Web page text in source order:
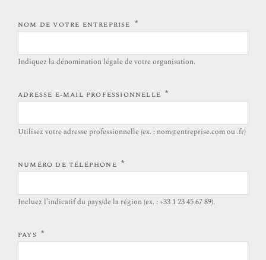
NOM DE VOTRE ENTREPRISE *
Indiquez la dénomination légale de votre organisation.
ADRESSE E-MAIL PROFESSIONNELLE *
Utilisez votre adresse professionnelle (ex. : nom@entreprise.com ou .fr)
NUMÉRO DE TÉLÉPHONE *
Incluez l’indicatif du pays/de la région (ex. : +33 1 23 45 67 89).
PAYS *